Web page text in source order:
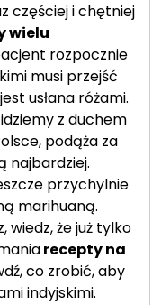
częściej i chętniej
wielu
rozpocznie
musi przejść
usłana różami.
z duchem
podąża za
najbardziej.
przychylnie
marihuaną.
wiedz, że już tylko
recepty na
co zrobić, aby
indyjskimi.